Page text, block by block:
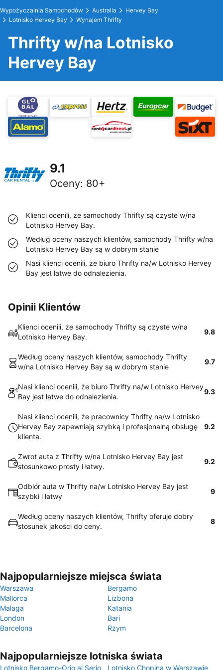
Wypożyczalnia Samochodów Australia
Hervey Bay
Lotnisko Hervey Bay
Wynajem Thrifty
Thrifty w/na Lotnisko
Hervey Bay
9.1
Oceny: 80+
Klienci ocenili, że samochody Thrifty są czyste w/na
Lotnisko Hervey Bay.
Według oceny naszych klientów, samochody Thrifty w/na
Lotnisko Hervey Bay są w dobrym stanie
Nasi klienci ocenili, że biuro Thrifty na/w Lotnisko Hervey
Bay jest łatwe do odnalezienia.
Opinii Klientów
Klienci ocenili, że samochody Thrifty są czyste w/na
Lotnisko Hervey Bay.
9.8
Według oceny naszych klientów, samochody Thrifty
w/na Lotnisko Hervey Bay są w dobrym stanie
9.7
Nasi klienci ocenili, że biuro Thrifty na/w Lotnisko Hervey
Bay jest łatwe do odnalezienia.
9.3
Nasi klienci ocenili, że pracownicy Thrifty na/w Lotnisko
Hervey Bay zapewniają szybką i profesjonalną obsługę
klienta.
9.2
Zwrot auta z Thrifty w/na Lotnisko Hervey Bay jest
stosunkowo prosty i łatwy.
9.2
Odbiór auta w Thrifty na/w Lotnisko Hervey Bay jest
szybki i łatwy
9
Według oceny naszych klientów, Thrifty oferuje dobry
stosunek jakości do ceny.
8
Najpopularniejsze miejsca świata
Warszawa
Bergamo
Mallorca
Lizbona
Malaga
Katania
London
Bari
Barcelona
Rzym
Najpopularniejsze lotniska świata
Lotnisko Bergamo-Orio al Serio Lotnisko Chopina w Warszawie